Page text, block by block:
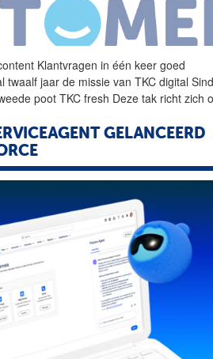
Klantvragen in één keer goed
twaalf jaar de missie van TKC digital
poot TKC fresh Deze tak richt zich
GELANCEERD